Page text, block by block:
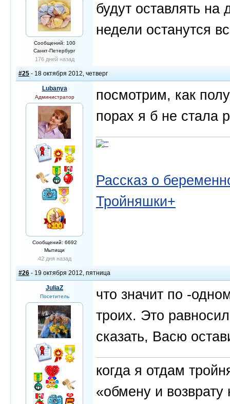
Сообщений: 100
Санкт-Петербург
176 дней назад
будут оставлять на
недели останутся
#25 - 18 октября 2012, четверг
Lubanya
Администратор
Сообщений: 6692
Мытищи
42 дня назад
посмотрим, как
порах я б не стала
Рассказ о
Тройняшки+
#26 - 19 октября 2012, пятница
JuliaZ
Посетитель
что значит по -
троих. Это
сказать, Васю
когда я отдам
«обмену и